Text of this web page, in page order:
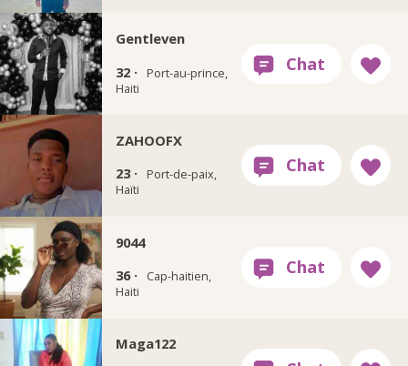
Gentleven
32 ·
Port-au-prince,
Haiti
ZAHOOFX
23 ·
Port-de-paix,
Haïti
9044
36 ·
Cap-haitien,
Haiti
Maga122